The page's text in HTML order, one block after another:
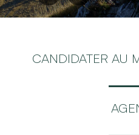
CANDIDATER AU